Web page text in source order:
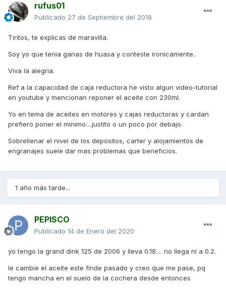
rufus01
Publicado 27 de Septiembre del 2018
Tiritos, te explicas de maravilla.
Soy yo que tenia ganas de huasa y conteste ironicamente..
Viva la alegria.
Ref a la capacidad de caja reductora he visto algun video-tutorial
en youtube y mencionan reponer el aceite con 230ml.
Yo en tema de aceites en motores y cajas reductoras y cardan
prefiero poner el minimo....justito o un poco por debajo.
Sobrellenar el nivel de los depositos, carter y alojamientos de
engranajes suele dar mas problemas que beneficios.
1 año más tarde...
PEPISCO
Publicado 14 de Enero del 2020
yo tengo la grand dink 125 de 2006 y lleva 0.18.... no llega ni a 0.2.
le cambie el aceite este finde pasado y creo que me pase, pq
tengo mancha en el suelo de la cochera desde entonces